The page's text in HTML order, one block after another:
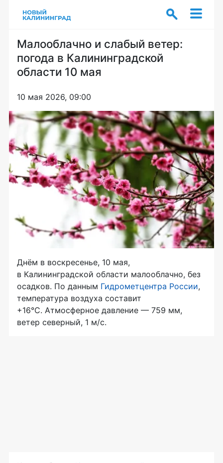
Малооблачно и слабый ветер:
погода в Калининградской
области 10 мая
10 мая 2026, 09:00
Днём в воскресенье, 10 мая,
в Калининградской области малооблачно, без
осадков. По данным Гидрометцентра России,
температура воздуха составит
+16°C. Атмосферное давление — 759 мм,
ветер северный, 1 м/с.